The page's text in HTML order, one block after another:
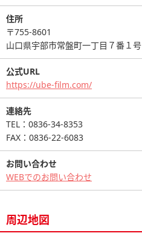
住所
〒755-8601
山口県宇部市常盤町一丁目７番１号
公式URL
https://ube-film.com/
連絡先
TEL：0836-34-8353
FAX：0836-22-6083
お問い合わせ
WEBでのお問い合わせ
周辺地図